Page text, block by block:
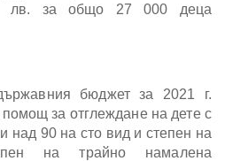
лв. за общо 27 000 деца
бюджет за 2021 г.
за отглеждане на дете с
над 90 на сто вид и степен на
на трайно намалена